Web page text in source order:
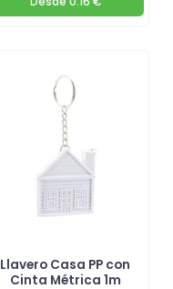
Llavero Casa PP con
Cinta Métrica 1m